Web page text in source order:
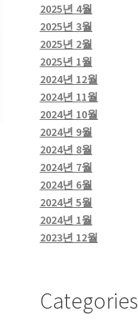
2025년 4월
2025년 3월
2025년 2월
2025년 1월
2024년 12월
2024년 11월
2024년 10월
2024년 9월
2024년 8월
2024년 7월
2024년 6월
2024년 5월
2024년 1월
2023년 12월
Categories